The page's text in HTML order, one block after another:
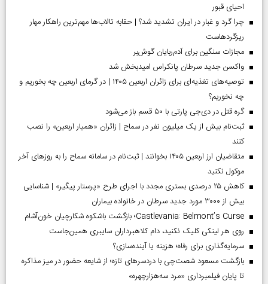
احیای قبور
چرا گرد و غبار در ایران تشدید شد؟ | حقابه تالاب‌ها مهم‌ترین راهکار مهار
ریزگردهاست
مجازات سنگین برای آدم‌ربایان گوش‌بر
واکسن جدید سرطان پانکراس امیدبخش شد
توصیه‌های تغذیه‌ای برای زائران اربعین ۱۴۰۵ | در گرمای اربعین چه بخوریم و
چه نخوریم؟
گره قتل در دی‌جی پارتی با ۵۰ قسم باز می‌شود
ثبت‌نام بیش از یک میلیون نفر در سماح | زائران «همیار اربعین» را نصب
کنند
متقاضیان ارز اربعین ۱۴۰۵ بخوانند | ثبت‌نام در سامانه سماح را به روز‌های آخر
موکول نکنید
کاهش ۲۵ درصدی بستری مجدد با اجرای طرح «پرستار پیگیر» | شناسایی
بیش از ۳۰۰۰ مورد جدید سرطان در خانواده بیماران
Castlevania: Belmont’s Curse؛ بازگشت باشکوه شکارچیان خون‌آشام
روی هر لینکی کلیک نکنید، دام کلاهبرداران سایبری همین‌جاست
سرمایه‌گذاری برای رفاه؛ هزینه یا آینده‌سازی؟
بازگشت مسعود شصت‌چی با دردسر‌های تازه؛ از شایعه حضور در میز مذاکره
تا پایان فیلمبرداری «مرد سه‌هزارچهره»